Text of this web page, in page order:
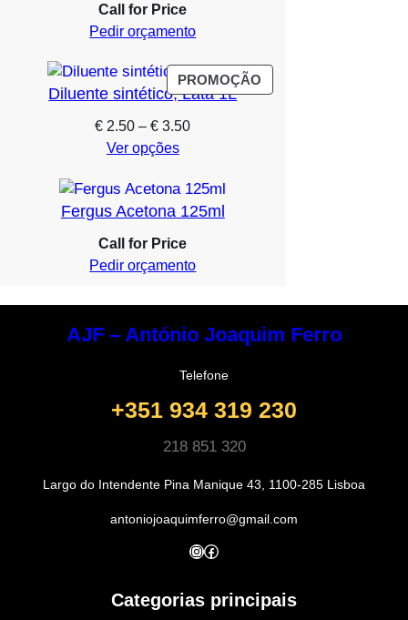
Call for Price
Pedir orçamento
PROMOÇÃO
Diluente sintético, Lata 1L
€ 2.50 – € 3.50Price
through
€ 3.50
Ver opções
Fergus Acetona 125ml
Call for Price
Pedir orçamento
AJF – António Joaquim Ferro
Telefone
+351 934 319 230
218 851 320
Largo do Intendente Pina Manique 43, 1100-285 Lisboa
antoniojoaquimferro@gmail.com
InstagramFacebook
Categorias principais